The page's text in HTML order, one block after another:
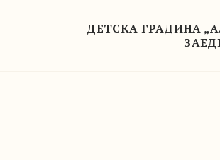
ДЕТСКА ГРАДИНА